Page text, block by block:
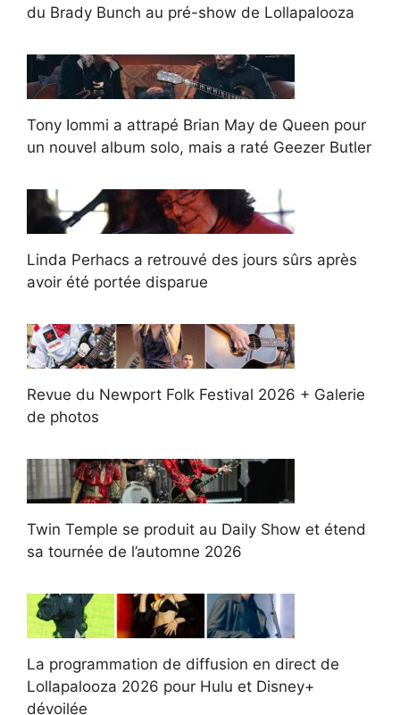
du Brady Bunch au pré-show de Lollapalooza
Tony Iommi a attrapé Brian May de Queen pour
un nouvel album solo, mais a raté Geezer Butler
Linda Perhacs a retrouvé des jours sûrs après
avoir été portée disparue
Revue du Newport Folk Festival 2026 + Galerie
de photos
Twin Temple se produit au Daily Show et étend
sa tournée de l’automne 2026
La programmation de diffusion en direct de
Lollapalooza 2026 pour Hulu et Disney+
dévoilée